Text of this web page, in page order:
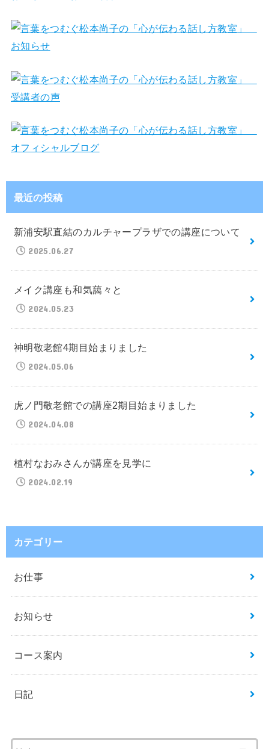
最近の投稿
新浦安駅直結のカルチャープラザでの講座について
2025.06.27
メイク講座も和気藹々と
2024.05.23
神明敬老館4期目始まりました
2024.05.06
虎ノ門敬老館での講座2期目始まりました
2024.04.08
植村なおみさんが講座を見学に
2024.02.19
カテゴリー
お仕事
お知らせ
コース案内
日記